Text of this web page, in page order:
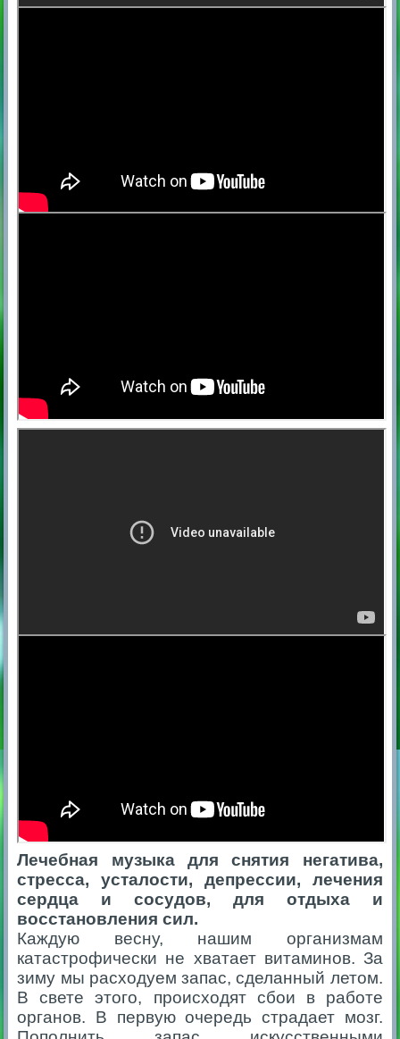
Лечебная музыка для снятия негатива,
стресса, усталости, депрессии, лечения
сердца и сосудов, для отдыха и
восстановления сил.
Каждую весну, нашим организмам
катастрофически не хватает витаминов. За
зиму мы расходуем запас, сделанный летом.
В свете этого, происходят сбои в работе
органов. В первую очередь страдает мозг.